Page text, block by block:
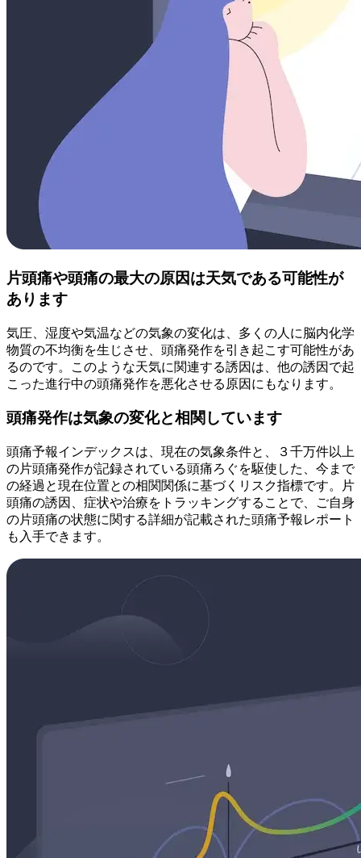
片頭痛や頭痛の最大の原因は天気である可能性が
あります
気圧、湿度や気温などの気象の変化は、多くの人に脳内化学
物質の不均衡を生じさせ、頭痛発作を引き起こす可能性があ
るのです。このような天気に関連する誘因は、他の誘因で起
こった進行中の頭痛発作を悪化させる原因にもなります。
頭痛発作は気象の変化と相関しています
頭痛予報インデックスは、現在の気象条件と、３千万件以上
の片頭痛発作が記録されている頭痛ろぐを駆使した、今まで
の経過と現在位置との相関関係に基づくリスク指標です。片
頭痛の誘因、症状や治療をトラッキングすることで、ご自身
の片頭痛の状態に関する詳細が記載された頭痛予報レポート
も入手できます。